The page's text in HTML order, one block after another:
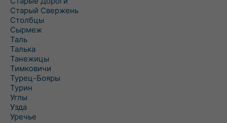
Старый Свержень
Столбцы
Сырмеж
Таль
Талька
Танежицы
Тимковичи
Турец-Бояры
Турин
Углы
Узда
Уречье